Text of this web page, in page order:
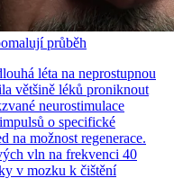
průběh
léta na neprostupnou
většině léků proniknout
neurostimulace
o specifické
na možnost regenerace.
vln na frekvenci 40
v mozku k čištění